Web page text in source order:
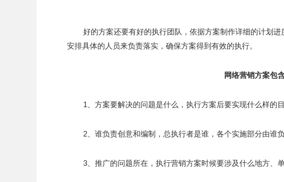
好的方案还要有好的执行团队，依据方案制作详细的计划
安排具体的人员来负责落实，确保方案得到有效的执行。
网络营销方案包
1、方案要解决的问题是什么，执行方案后要实现什么样的
2、谁负责创意和编制，总执行者是谁，各个实施部分由谁
3、推广的问题所在，执行营销方案时候要涉及什么地方、